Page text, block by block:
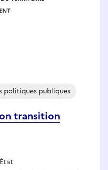
transition
politiques publiques